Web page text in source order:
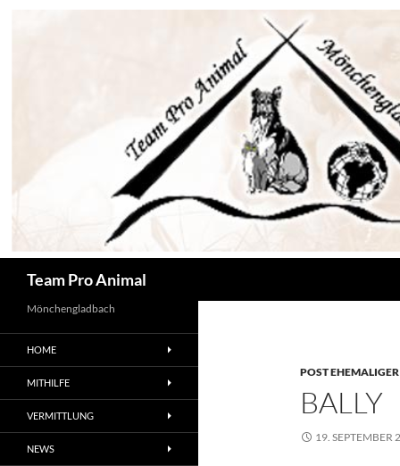
Team Pro Animal
POST EHEMALIGER
BALLY
19. SEPTEMBER
Mönchengladbach
HOME
MITHILFE
VERMITTLUNG
NEWS